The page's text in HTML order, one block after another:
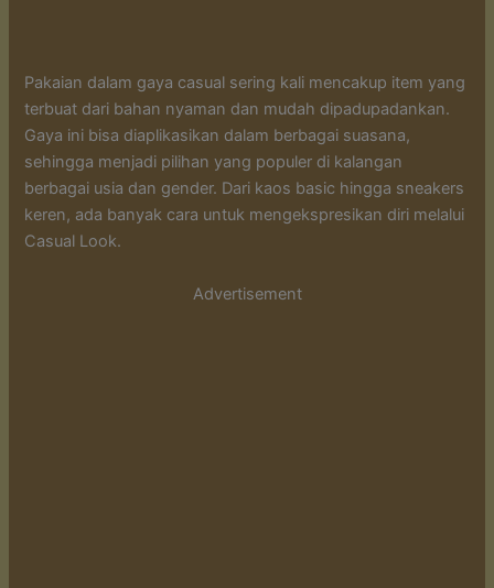
Pakaian dalam gaya casual sering kali mencakup item yang
terbuat dari bahan nyaman dan mudah dipadupadankan.
Gaya ini bisa diaplikasikan dalam berbagai suasana,
sehingga menjadi pilihan yang populer di kalangan
berbagai usia dan gender. Dari kaos basic hingga sneakers
keren, ada banyak cara untuk mengekspresikan diri melalui
Casual Look.
Advertisement